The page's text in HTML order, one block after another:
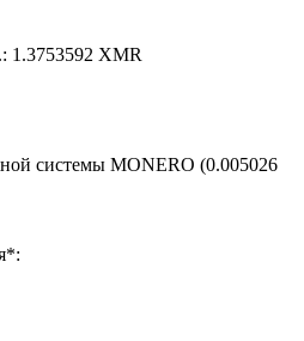
1.3753592 XMR
системы MONERO (0.005026
*: